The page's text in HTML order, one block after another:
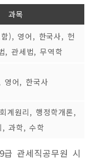
과목
), 영어, 한국사, 헌
, 관세법, 무역학
영어, 한국사
계원리, 행정학개론,
, 과학, 수학
관세직공무원 시